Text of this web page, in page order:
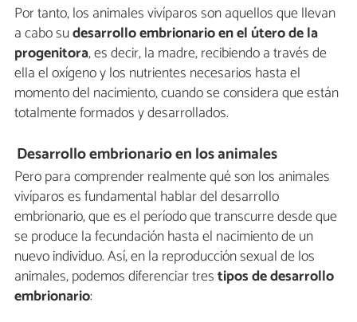
Por tanto, los animales vivíparos son aquellos que llevan
a cabo sudesarrollo embrionario en el útero de la
progenitora, es decir, la madre, recibiendo a través de
ella el oxígeno y los nutrientes necesarios hasta el
momento del nacimiento, cuando se considera que están
totalmente formados y desarrollados.
Desarrollo embrionario en los animales
Pero para comprender realmente qué son los animales
vivíparos es fundamental hablar del desarrollo
embrionario, que es el período que transcurre desde que
se produce la fecundación hasta el nacimiento de un
nuevo individuo. Así, en la reproducción sexual de los
animales, podemos diferenciar trestipos de desarrollo
embrionario: